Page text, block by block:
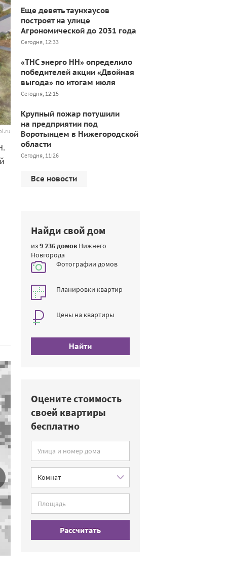
Еще девять таунхаусов
построят на улице
Агрономической до 2031 года
Сегодня, 12:33
«ТНС энерго НН» определило
победителей акции «Двойная
выгода» по итогам июля
Сегодня, 12:15
Крупный пожар потушили
на предприятии под
Воротынцем в Нижегородской
области
Сегодня, 11:26
Все новости
Найди свой дом
из9 236 домов Нижнего
Новгорода
Фотографии домов
Планировки квартир
Цены на квартиры
Найти
Оцените стоимость
своей квартиры
бесплатно
Рассчитать